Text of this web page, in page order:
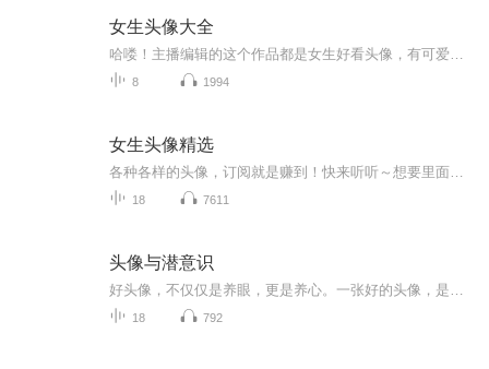
女生头像大全
8 1994
女生头像精选
18 7611
头像与潜意识
18 792